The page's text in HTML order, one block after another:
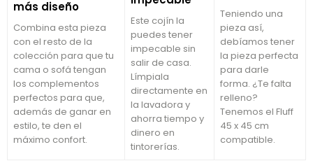
más diseño
Combina esta pieza
con el resto de la
colección para que tu
cama o sofá tengan
los complementos
perfectos para que,
además de ganar en
estilo, te den el
máximo confort.
Este cojín la
puedes tener
impecable sin
salir de casa.
Límpiala
directamente en
la lavadora y
ahorra tiempo y
dinero en
tintorerías.
Teniendo una
pieza así,
debíamos tener
la pieza perfecta
para darle
forma. ¿Te falta
relleno?
Tenemos el Fluff
45 x 45 cm
compatible.